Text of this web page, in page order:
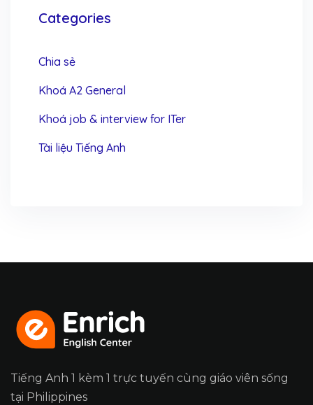
Categories
Chia sẻ
Khoá A2 General
Khoá job & interview for ITer
Tài liệu Tiếng Anh
Tiếng Anh 1 kèm 1 trực tuyến cùng giáo viên sống
tại Philippines